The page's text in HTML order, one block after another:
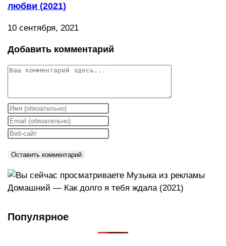
любви (2021)
10 сентября, 2021
Добавить комментарий
Комментарий
Введите
свое
имя
имя
пользователя,
чтобы
прокомментировать
Введите
свой
адрес,
чтобы
прокомментировать
Введите
вашего
веб-
сайта
(необязательно)
Популярное